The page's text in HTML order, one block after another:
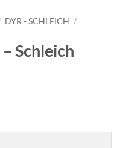
DYR - SCHLEICH /
Schleich